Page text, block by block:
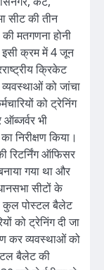
सीट की तीन
मतगणना होनी
इसी क्रम में 4 जून
क्रिकेट
व्यवस्थाओं को जांचा
को ट्रेनिंग
भी
निरीक्षण किया।
रिटर्निंग ऑफिसर
गया था और
सीटों के
कुल पोस्टल बैलेट
को ट्रेनिंग दी जा
कर व्यवस्थाओं को
बैलेट की